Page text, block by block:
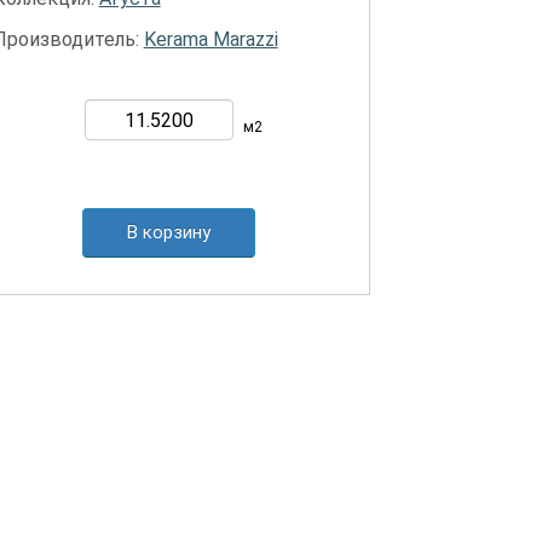
Kerama Marazzi
м2
В корзину